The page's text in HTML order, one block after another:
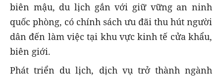
biên mậu, du lịch gắn với giữ vững an ninh
quốc phòng, có chính sách ưu đãi thu hút người
dân đến làm việc tại khu vực kinh tế cửa khẩu,
biên giới.
Phát triển du lịch, dịch vụ trở thành ngành